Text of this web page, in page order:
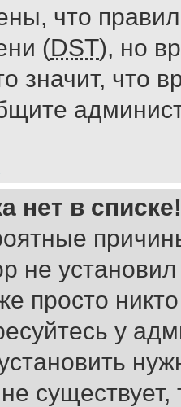
что
(DST), но
значит, что
нет в списке!
не
просто
у
не